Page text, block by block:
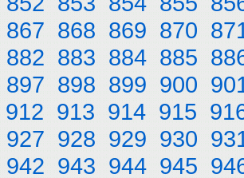
867 868 869 870
882 883 884 885
897 898 899 900
912 913 914 915
927 928 929 930
942 943 944 945